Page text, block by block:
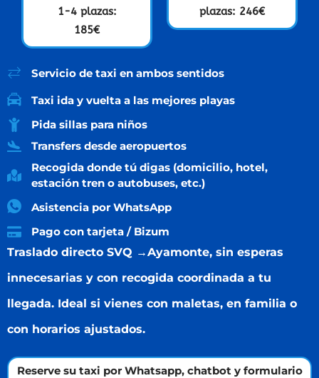
1-4 plazas:
185€
plazas: 246€
Servicio de taxi en ambos sentidos
Taxi ida y vuelta a las mejores playas
Pida sillas para niños
Transfers desde aeropuertos
Recogida donde tú digas (domicilio, hotel,
estación tren o autobuses, etc.)
Asistencia por WhatsApp
Pago con tarjeta / Bizum
Traslado directo SVQ →Ayamonte, sin esperas
innecesarias y con recogida coordinada a tu
llegada. Ideal si vienes con maletas, en familia o
con horarios ajustados.
Reserve su taxi por Whatsapp, chatbot y formulario